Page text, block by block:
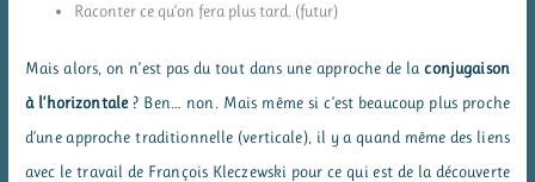
Raconter ce qu’on fera plus tard. (futur)
Mais alors, on n’est pas du tout dans une approche de laconjugaison
à l’horizontale? Ben… non. Mais même si c’est beaucoup plus proche
d’une approche traditionnelle (verticale), il y a quand même des liens
avec le travail de François Kleczewski pour ce qui est de la découverte